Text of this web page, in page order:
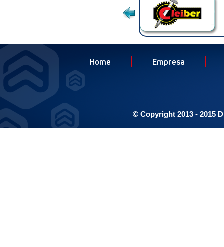
Home Empresa
© Copyright 2013 - 2015